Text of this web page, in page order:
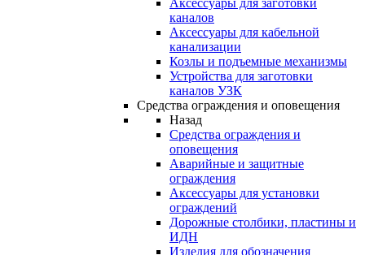
Аксессуары для заготовки
каналов
Аксессуары для кабельной
канализации
Козлы и подъемные механизмы
Устройства для заготовки
каналов УЗК
Средства ограждения и оповещения
Назад
Средства ограждения и
оповещения
Аварийные и защитные
ограждения
Аксессуары для установки
ограждений
Дорожные столбики, пластины и
ИДН
Изделия для обозначения